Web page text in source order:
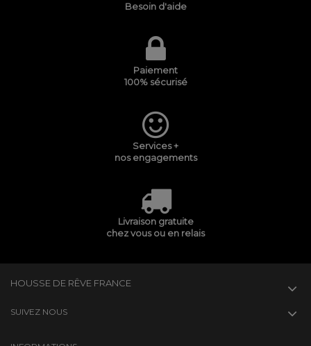
Besoin d'aide
Paiement
100% sécurisé
Services +
nos engagements
Livraison gratuite
chez vous ou en relais
HOUSSE DE RÊVE FRANCE
SUIVEZ NOUS